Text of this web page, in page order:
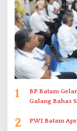
1
BP Batam
Galang Bahas
2 PWI Batam